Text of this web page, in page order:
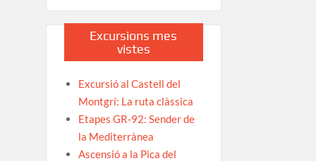
Excursions mes
vistes
Excursió al Castell del
Montgrí: La ruta clàssica
Etapes GR-92: Sender de
la Mediterrànea
Ascensió a la Pica del